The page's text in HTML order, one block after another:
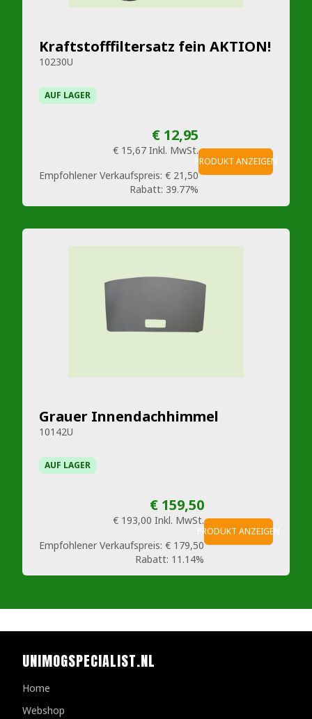
Kraftstofffiltersatz fein AKTION!
10230U
AUF LAGER
€ 12,95
€ 15,67 Inkl. MwSt.
Empfohlener Verkaufspreis: € 21,50
Rabatt: 39.77%
PRODUKT ANZEIGEN
Grauer Innendachhimmel
10142U
AUF LAGER
€ 159,50
€ 193,00 Inkl. MwSt.
Empfohlener Verkaufspreis: € 179,50
Rabatt: 11.14%
PRODUKT ANZEIGEN
UNIMOGSPECIALIST.NL
Home
Webshop